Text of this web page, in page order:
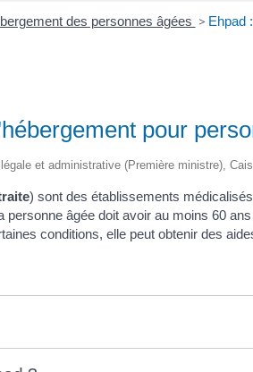
des personnes âgées > Ehpad
pour
et administrative (Première ministre),
) sont des établissements
âgée doit avoir au moins 60
conditions, elle peut obtenir des